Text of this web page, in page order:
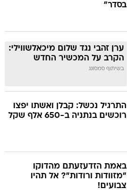
בסדר"
ערן זהבי נגד שלום מיכאלשווילי:
הקרב על המכשיר החדש
בשיתוף סמסונג
התרגיל נכשל: קבלן ואשתו יפצו
רוכשים בנתניה ב-650 אלף שקל
באמת הזדעזעתם מהדוקו
"מזוודות ורודות"? אל תהיו
צבועים!